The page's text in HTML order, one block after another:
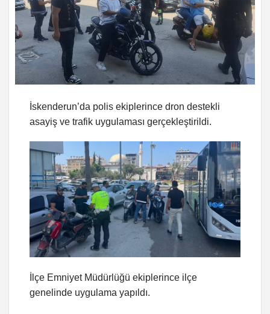
İskenderun’da polis ekiplerince dron destekli
asayiş ve trafik uygulaması gerçekleştirildi.
İlçe Emniyet Müdürlüğü ekiplerince ilçe
genelinde uygulama yapıldı.